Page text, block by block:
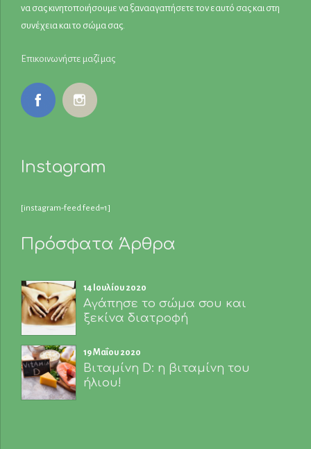
να σας κινητοποιήσουμε να ξανααγαπήσετε τον εαυτό σας και στη
συνέχεια και το σώμα σας.
Επικοινωνήστε μαζί μας
Instagram
[instagram-feed feed=1]
Πρόσφατα Άρθρα
14 Ιουλίου 2020
Αγάπησε το σώμα σου και
ξεκίνα διατροφή
19 Μαΐου 2020
Βιταμίνη D: η βιταμίνη του
ήλιου!